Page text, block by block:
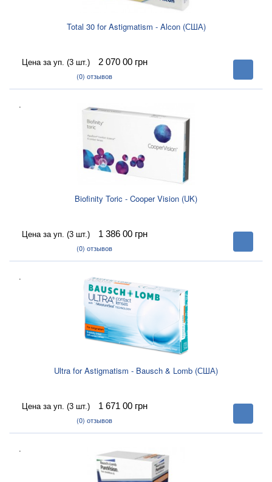
Total 30 for Astigmatism - Alcon (США)
Цена за уп. (3 шт.) 2 070 00 грн
(0) отзывов
В
корзину
.
Biofinity Toric - Cooper Vision (UK)
Цена за уп. (3 шт.) 1 386 00 грн
(0) отзывов
В
корзину
.
Ultra for Astigmatism - Bausch & Lomb (США)
Цена за уп. (3 шт.) 1 671 00 грн
(0) отзывов
В
корзину
.